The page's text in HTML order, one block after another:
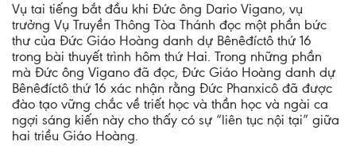
Vụ tai tiếng bắt đầu khi Đức ông Dario Vigano, vụ
trưởng Vụ Truyền Thông Tòa Thánh đọc một phần bức
thư của Đức Giáo Hoàng danh dự Bênêđíctô thứ 16
trong bài thuyết trình hôm thứ Hai. Trong những phần
mà Đức ông Vigano đã đọc, Đức Giáo Hoàng danh dự
Bênêđíctô thứ 16 xác nhận rằng Đức Phanxicô đã được
đào tạo vững chắc về triết học và thần học và ngài ca
ngợi sáng kiến này cho thấy có sự “liên tục nội tại” giữa
hai triều Giáo Hoàng.